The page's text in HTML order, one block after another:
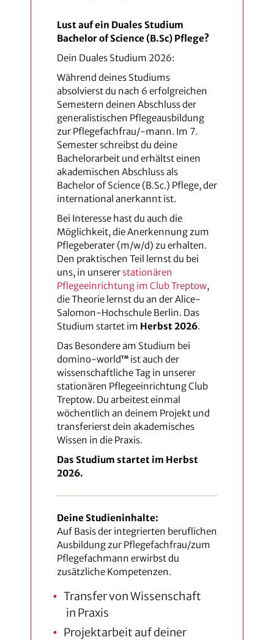
Lust auf ein Duales Studium
Bachelor of Science (B.Sc) Pflege?
Dein Duales Studium 2026:
Während deines Studiums
absolvierst du nach 6 erfolgreichen
Semestern deinen Abschluss der
generalistischen Pflegeausbildung
zur Pflegefachfrau/-mann. Im 7.
Semester schreibst du deine
Bachelorarbeit und erhältst einen
akademischen Abschluss als
Bachelor of Science (B.Sc.) Pflege, der
international anerkannt ist.
Bei Interesse hast du auch die
Möglichkeit, die Anerkennung zum
Pflegeberater (m/w/d) zu erhalten.
Den praktischen Teil lernst du bei
uns, in unserer stationären
Pflegeeinrichtung im Club Treptow,
die Theorie lernst du an der Alice-
Salomon-Hochschule Berlin. Das
Studium startet im Herbst 2026.
Das Besondere am Studium bei
domino-worldTM ist auch der
wissenschaftliche Tag in unserer
stationären Pflegeeinrichtung Club
Treptow. Du arbeitest einmal
wöchentlich an deinem Projekt und
transferierst dein akademisches
Wissen in die Praxis.
Das Studium startet im Herbst
2026.
Deine Studieninhalte:
Auf Basis der integrierten beruflichen
Ausbildung zur Pflegefachfrau/zum
Pflegefachmann erwirbst du
zusätzliche Kompetenzen.
Transfer von Wissenschaft
in Praxis
Projektarbeit auf deiner